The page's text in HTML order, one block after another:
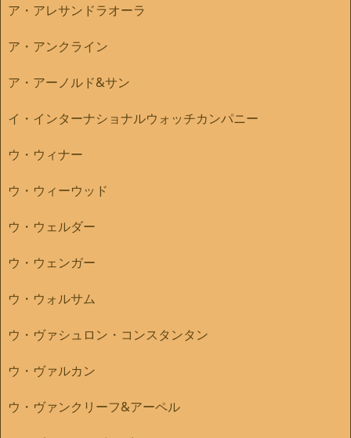
ア・アレサンドラオーラ
ア・アンクライン
ア・アーノルド&サン
イ・インターナショナルウォッチカンパニー
ウ・ウィナー
ウ・ウィーウッド
ウ・ウェルダー
ウ・ウェンガー
ウ・ウォルサム
ウ・ヴァシュロン・コンスタンタン
ウ・ヴァルカン
ウ・ヴァンクリーフ&アーペル